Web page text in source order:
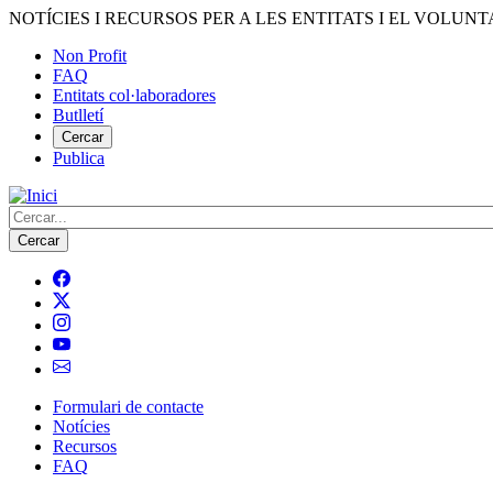
Vés
contingut
NOTÍCIES I RECURSOS PER A LES ENTITATS I EL
Menú
del
compte
d'usuari
Non Profit
FAQ
Entitats col·laboradores
Butlletí
Cercar
Publica
Cerca
Navegació
principal
Formulari de contacte
Notícies
Recursos
FAQ